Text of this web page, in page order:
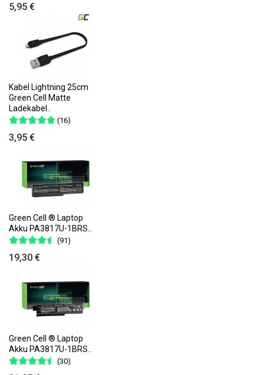
5,95 €
Kabel Lightning 25cm
Green Cell Matte
Ladekabel..
(16)
3,95 €
Green Cell ® Laptop
Akku PA3817U-1BRS..
(91)
19,30 €
Green Cell ® Laptop
Akku PA3817U-1BRS..
(30)